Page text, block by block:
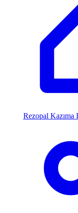
Rezopal Kazıma